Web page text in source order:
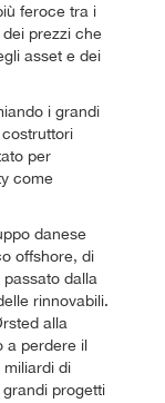
feroce tra i
prezzi che
asset e dei
i grandi
per
come
danese
offshore, di
dalla
rinnovabili.
alla
a perdere il
di
progetti